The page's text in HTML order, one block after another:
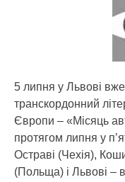
5 липня у Львові
транскордонний
Європи – «Місяць
протягом липня у
Остраві (Чехія),
(Польща) і Львові –